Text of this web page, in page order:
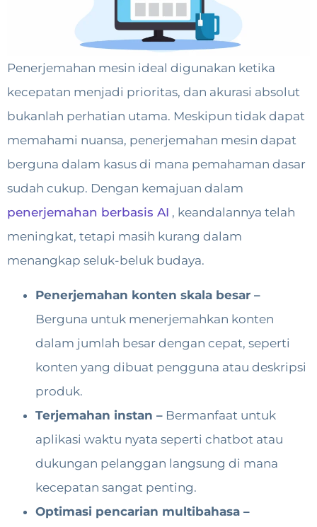
Penerjemahan mesin ideal digunakan ketika
kecepatan menjadi prioritas, dan akurasi absolut
bukanlah perhatian utama. Meskipun tidak dapat
memahami nuansa, penerjemahan mesin dapat
berguna dalam kasus di mana pemahaman dasar
sudah cukup. Dengan kemajuan dalam
penerjemahan berbasis AI , keandalannya telah
meningkat, tetapi masih kurang dalam
menangkap seluk-beluk budaya.
Penerjemahan konten skala besar –
Berguna untuk menerjemahkan konten
dalam jumlah besar dengan cepat, seperti
konten yang dibuat pengguna atau deskripsi
produk.
Terjemahan instan – Bermanfaat untuk
aplikasi waktu nyata seperti chatbot atau
dukungan pelanggan langsung di mana
kecepatan sangat penting.
Optimasi pencarian multibahasa –